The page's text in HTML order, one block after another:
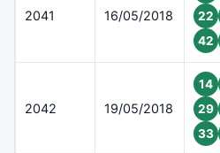
2041 16/05/2018
22
42
2042 19/05/2018
14
29
33